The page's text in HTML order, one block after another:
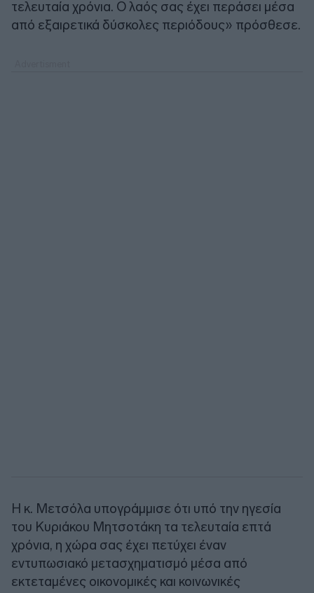
τελευταία χρόνια. Ο λαός σας έχει περάσει μέσα
από εξαιρετικά δύσκολες περιόδους» πρόσθεσε.
Η κ. Μετσόλα υπογράμμισε ότι υπό την ηγεσία
του Κυριάκου Μητσοτάκη τα τελευταία επτά
χρόνια, η χώρα σας έχει πετύχει έναν
εντυπωσιακό μετασχηματισμό μέσα από
εκτεταμένες οικονομικές και κοινωνικές